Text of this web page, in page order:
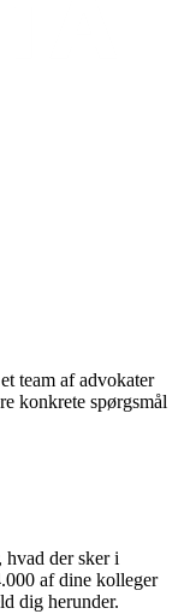
team af advokater
konkrete spørgsmål
der sker i
af dine kolleger
dig herunder.